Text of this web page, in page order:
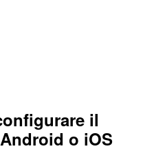
il
o iOS